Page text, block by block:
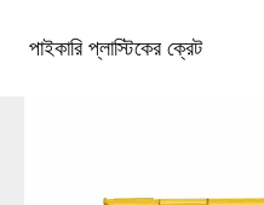
পাইকারি প্লাস্টিকের ক্রেট